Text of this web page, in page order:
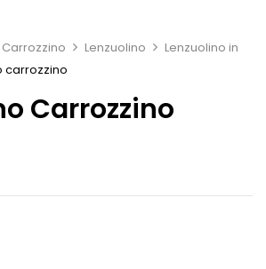
Carrozzino Lenzuolino
Lenzuolino in
carrozzino
Carrozzino